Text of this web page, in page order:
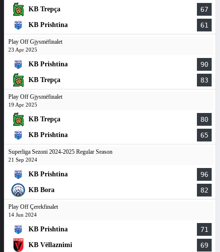
KB Trepça 67
KB Prishtina 61
Play Off Gjysmëfinalet
23 Apr 2025
KB Prishtina 90
KB Trepça 83
Play Off Gjysmëfinalet
19 Apr 2025
KB Trepça 80
KB Prishtina 65
Superliga Sezoni 2024-2025 Regular Season
21 Sep 2024
KB Prishtina 96
KB Bora 82
Play Off Çerekfinalet
14 Jun 2024
KB Prishtina 71
KB Vëllaznimi 69